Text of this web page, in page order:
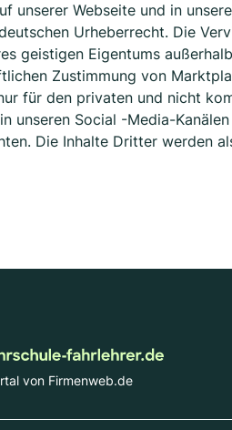
unserer Webseite und in
Urheberrecht. Die
geistigen Eigentums
Zustimmung von
für den privaten und nicht
unseren Social -Media-
Die Inhalte Dritter werden
von Firmenweb.de